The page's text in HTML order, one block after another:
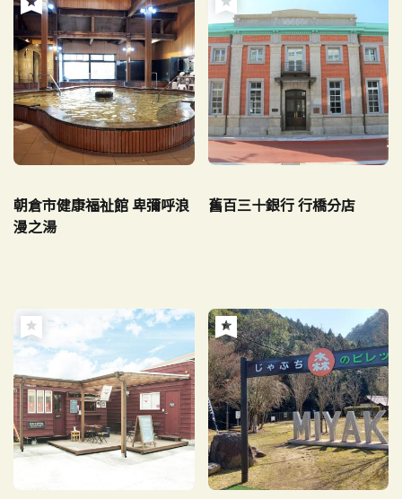
朝倉市健康福祉館 卑彌呼浪
漫之湯
舊百三十銀行 行橋分店